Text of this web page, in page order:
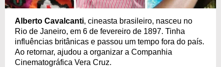
Alberto Cavalcanti, cineasta brasileiro, nasceu no
Rio de Janeiro, em 6 de fevereiro de 1897. Tinha
influências britânicas e passou um tempo fora do país.
Ao retornar, ajudou a organizar a Companhia
Cinematográfica Vera Cruz.